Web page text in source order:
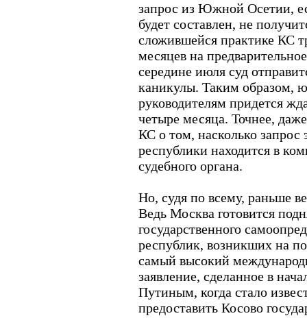
запрос из Южной Осетии,
будет составлен, не
сложившейся практике КС
месяцев на
середине июля суд
каникулы. Таким образом,
руководителям придется
четыре месяца. Точнее,
КС о том, насколько запрос
республики находится в
судебного органа.
Но, судя по всему, раньше
Ведь Москва готовится
государственного
республик, возникших на
самый высокий
заявление, сделанное в
Путиным, когда стало
предоставить Косово